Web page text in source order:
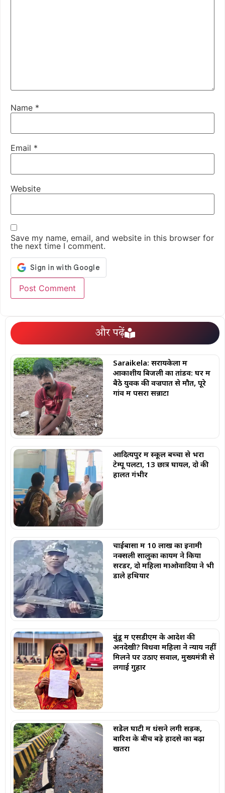
Name *
Email *
Website
Save my name, email, and website in this browser for
the next time I comment.
और पढ़ें
Saraikela: सरायकेला में
आकाशीय बिजली का तांडव: घर में
बैठे युवक की वज्रपात से मौत, पूरे
गांव में पसरा सन्नाटा
आदित्यपुर में स्कूल बच्चों से भरा
टेम्पू पलटा, 13 छात्र घायल, दो की
हालत गंभीर
चाईबासा में 10 लाख का इनामी
नक्सली सालुका कायम ने किया
सरेंडर, दो महिला माओवादियों ने भी
डाले हथियार
बुंडू में एसडीएम के आदेश की
अनदेखी? विधवा महिला ने न्याय नहीं
मिलने पर उठाए सवाल, मुख्यमंत्री से
लगाई गुहार
सेंडेेल घाटी में धंसने लगी सड़क,
बारिश के बीच बड़े हादसे का बढ़ा
खतरा